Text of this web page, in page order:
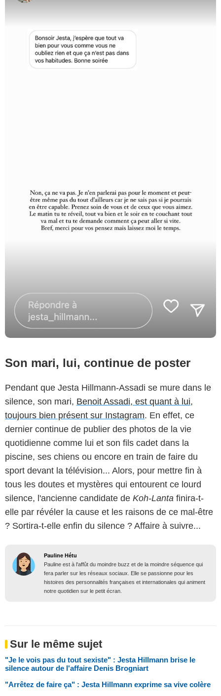
Son mari, lui, continue de poster
Pendant que Jesta Hillmann-Assadi se mure dans le
silence, son mari, Benoit Assadi, est quant à lui,
toujours bien présent sur Instagram. En effet, ce
dernier continue de publier des photos de la vie
quotidienne comme lui et son fils cadet dans la
piscine, ses chiens ou encore en train de faire du
sport devant la télévision... Alors, pour mettre fin à
tous les doutes et mystères qui entourent ce lourd
silence, l'ancienne candidate de Koh-Lanta finira-t-
elle par révéler la cause et les raisons de ce mal-être
? Sortira-t-elle enfin du silence ? Affaire à suivre...
Pauline Hétu
Pauline est à l'affût du moindre buzz et de la moindre séquence qui
fera parler sur les réseaux sociaux. Elle se passionne pour les
histoires des personnalités françaises et internationales qui animent
notre quotidien sur le petit écran.
Sur le même sujet
"Je le vois pas du tout sexiste" : Jesta Hillmann brise le
silence autour de l'affaire Denis Brogniart
"Arrêtez de faire ça" : Jesta Hillmann exprime sa vive colère